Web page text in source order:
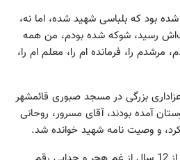
بود که بلباسی شهید شده، اما نه،
رسید، شوکه شده بودم، من همه
را، فرمانده ام را، معلم ام را،
مراسم عزاداری بزرگی در مسجد صبوری قائمشهر
آمده بودند، آقای مسرور، روحانی
و وصیت نامه شهید خوانده شد.